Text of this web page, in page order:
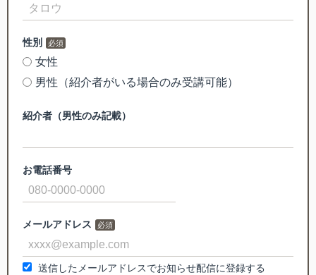
性別
女性
男性（紹介者がいる場合のみ受講可能）
紹介者（男性のみ記載）
お電話番号
メールアドレス
送信したメールアドレスでお知らせ配信に登録する